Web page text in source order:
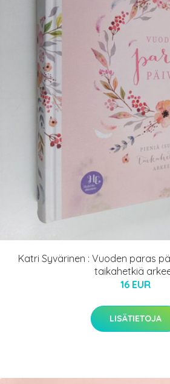
Katri Syvärinen : Vuoden paras
taikahetkiä
16 EUR
LISÄTIETOJA